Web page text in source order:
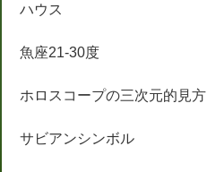
ハウス
魚座21-30度
ホロスコープの三次元的見方
サビアンシンボル